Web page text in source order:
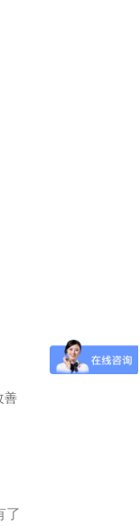
善
了